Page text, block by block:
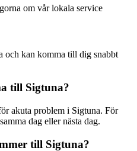
om vår lokala service
och kan komma till dig snabbt
till Sigtuna?
akuta problem i Sigtuna. För
dag eller nästa dag.
till Sigtuna?